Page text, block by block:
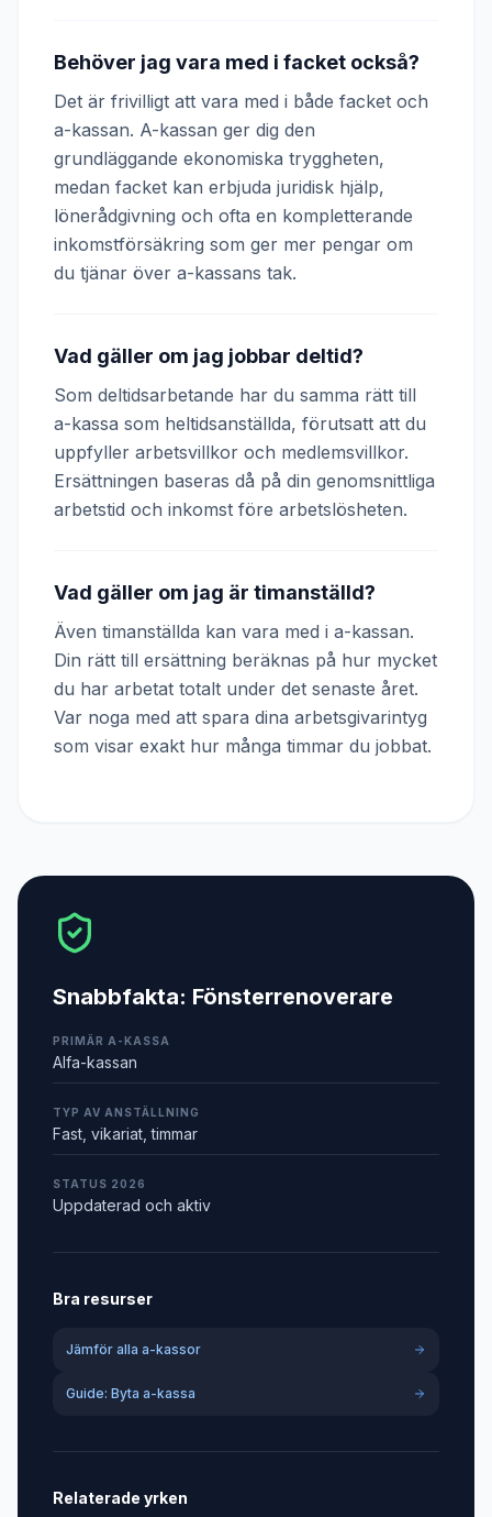
Behöver jag vara med i facket också?
Det är frivilligt att vara med i både facket och
a-kassan. A-kassan ger dig den
grundläggande ekonomiska tryggheten,
medan facket kan erbjuda juridisk hjälp,
lönerådgivning och ofta en kompletterande
inkomstförsäkring som ger mer pengar om
du tjänar över a-kassans tak.
Vad gäller om jag jobbar deltid?
Som deltidsarbetande har du samma rätt till
a-kassa som heltidsanställda, förutsatt att du
uppfyller arbetsvillkor och medlemsvillkor.
Ersättningen baseras då på din genomsnittliga
arbetstid och inkomst före arbetslösheten.
Vad gäller om jag är timanställd?
Även timanställda kan vara med i a-kassan.
Din rätt till ersättning beräknas på hur mycket
du har arbetat totalt under det senaste året.
Var noga med att spara dina arbetsgivarintyg
som visar exakt hur många timmar du jobbat.
Snabbfakta: Fönsterrenoverare
PRIMÄR A-KASSA
Alfa-kassan
TYP AV ANSTÄLLNING
Fast, vikariat, timmar
STATUS 2026
Uppdaterad och aktiv
Bra resurser
Jämför alla a-kassor
Guide: Byta a-kassa
Relaterade yrken